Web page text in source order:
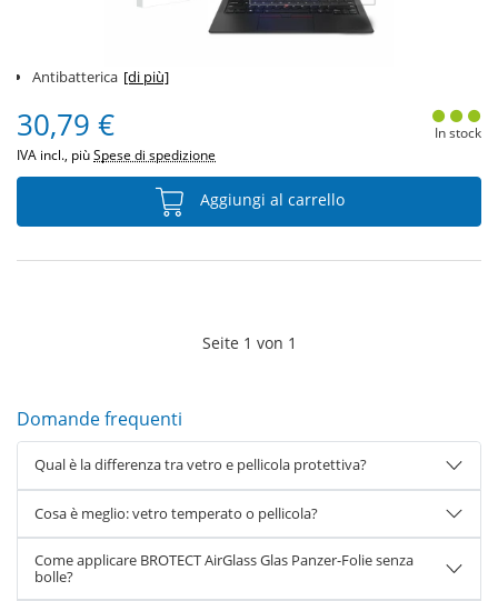
Antibatterica [di più]
30,79 €
IVA incl., piùSpese di spedizione
In stock
Aggiungi al carrello
Seite 1 von 1
Domande frequenti
Qual è la differenza tra vetro e pellicola protettiva?
Cosa è meglio: vetro temperato o pellicola?
Come applicare BROTECT AirGlass Glas Panzer-Folie senza
bolle?